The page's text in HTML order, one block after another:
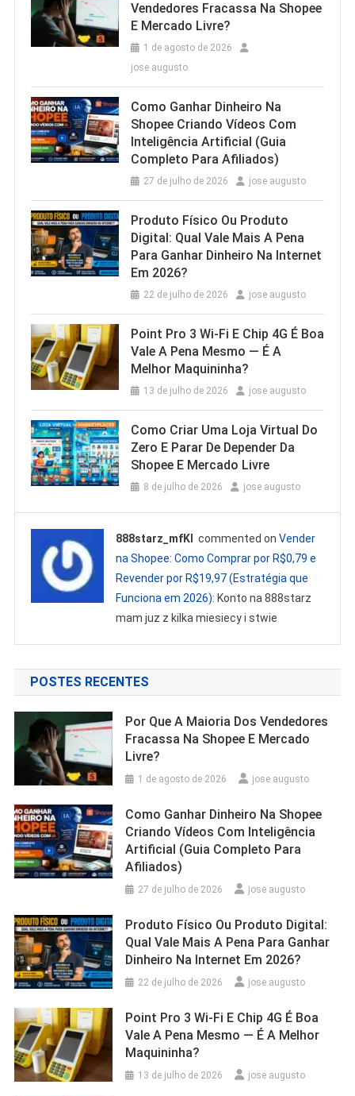
Vendedores Fracassa Na Shopee
E Mercado Livre?
1 de agosto de 2026
jose augusto
Como Ganhar Dinheiro Na
Shopee Criando Vídeos Com
Inteligência Artificial (Guia
Completo Para Afiliados)
27 de julho de 2026 jose augusto
Produto Físico Ou Produto
Digital: Qual Vale Mais A Pena
Para Ganhar Dinheiro Na Internet
Em 2026?
22 de julho de 2026 jose augusto
Point Pro 3 Wi‑Fi E Chip 4G É Boa
Vale A Pena Mesmo — É A
Melhor Maquininha?
13 de julho de 2026 jose augusto
Como Criar Uma Loja Virtual Do
Zero E Parar De Depender Da
Shopee E Mercado Livre
8 de julho de 2026 jose augusto
888starz_mfKl commented onVender
na Shopee: Como Comprar por R$0,79 e
Revender por R$19,97 (Estratégia que
Funciona em 2026): Konto na 888starz
mam juz z kilka miesiecy i stwie
POSTES RECENTES
Por Que A Maioria Dos Vendedores
Fracassa Na Shopee E Mercado
Livre?
1 de agosto de 2026 jose augusto
Como Ganhar Dinheiro Na Shopee
Criando Vídeos Com Inteligência
Artificial (Guia Completo Para
Afiliados)
27 de julho de 2026 jose augusto
Produto Físico Ou Produto Digital:
Qual Vale Mais A Pena Para Ganhar
Dinheiro Na Internet Em 2026?
22 de julho de 2026 jose augusto
Point Pro 3 Wi‑Fi E Chip 4G É Boa
Vale A Pena Mesmo — É A Melhor
Maquininha?
13 de julho de 2026 jose augusto